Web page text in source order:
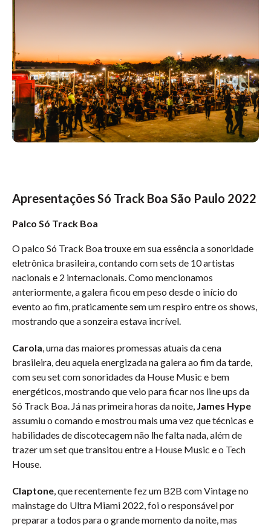
Apresentações Só Track Boa São Paulo 2022
Palco Só Track Boa
O palco Só Track Boa trouxe em sua essência a sonoridade
eletrônica brasileira, contando com sets de 10 artistas
nacionais e 2 internacionais. Como mencionamos
anteriormente, a galera ficou em peso desde o início do
evento ao fim, praticamente sem um respiro entre os shows,
mostrando que a sonzeira estava incrível.
Carola, uma das maiores promessas atuais da cena
brasileira, deu aquela energizada na galera ao fim da tarde,
com seu set com sonoridades da House Music e bem
energéticos, mostrando que veio para ficar nos line ups da
Só Track Boa. Já nas primeira horas da noite, James Hype
assumiu o comando e mostrou mais uma vez que técnicas e
habilidades de discotecagem não lhe falta nada, além de
trazer um set que transitou entre a House Music e o Tech
House.
Claptone, que recentemente fez um B2B com Vintage no
mainstage do Ultra Miami 2022, foi o responsável por
preparar a todos para o grande momento da noite, mas